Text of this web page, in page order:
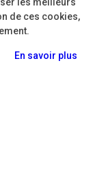
de ces cookies,
En savoir plus